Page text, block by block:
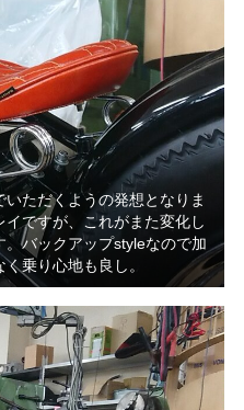
ただくようの発想となりま
ですが、これがまた変化し
バックアップstyleなので加
乗り心地も良し。